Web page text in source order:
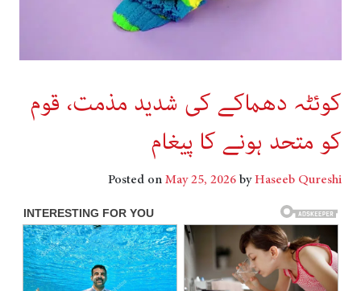
کوئٹہ دھماکے کی شدید مذمت، قوم
کو متحد ہونے کا پیغام
Posted onMay 25, 2026byHaseeb Qureshi